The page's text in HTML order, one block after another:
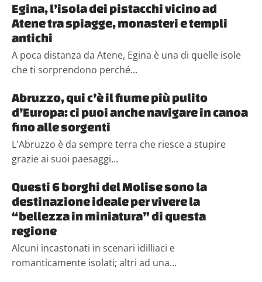
Egina, l’isola dei pistacchi vicino ad
Atene tra spiagge, monasteri e templi
antichi
A poca distanza da Atene, Egina è una di quelle isole
che ti sorprendono perché...
Abruzzo, qui c’è il fiume più pulito
d’Europa: ci puoi anche navigare in canoa
fino alle sorgenti
L'Abruzzo è da sempre terra che riesce a stupire
grazie ai suoi paesaggi...
Questi 6 borghi del Molise sono la
destinazione ideale per vivere la
“bellezza in miniatura” di questa
regione
Alcuni incastonati in scenari idilliaci e
romanticamente isolati; altri ad una...